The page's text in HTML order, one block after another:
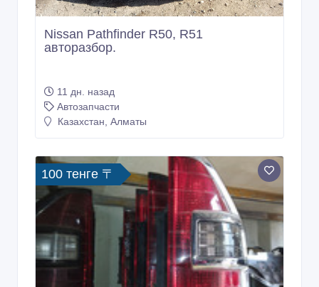
Nissan Pathfinder R50, R51
авторазбор.
11 дн. назад
Автозапчасти
Казахстан, Алматы
100 тенге 〒